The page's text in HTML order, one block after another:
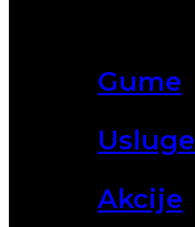
Gume
Usluge
Akcije